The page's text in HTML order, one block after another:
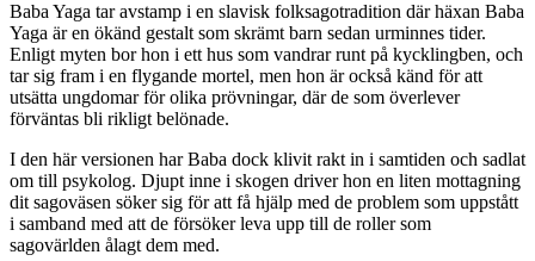
Baba Yaga tar avstamp i en slavisk folksagotradition där häxan Baba
Yaga är en ökänd gestalt som skrämt barn sedan urminnes tider.
Enligt myten bor hon i ett hus som vandrar runt på kycklingben, och
tar sig fram i en flygande mortel, men hon är också känd för att
utsätta ungdomar för olika prövningar, där de som överlever
förväntas bli rikligt belönade.
I den här versionen har Baba dock klivit rakt in i samtiden och sadlat
om till psykolog. Djupt inne i skogen driver hon en liten mottagning
dit sagoväsen söker sig för att få hjälp med de problem som uppstått
i samband med att de försöker leva upp till de roller som
sagovärlden ålagt dem med.